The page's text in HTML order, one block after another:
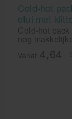
Cold-hot
etui met
Cold-hot
nog
hoofdpijn enz.
Vanaf 4,64